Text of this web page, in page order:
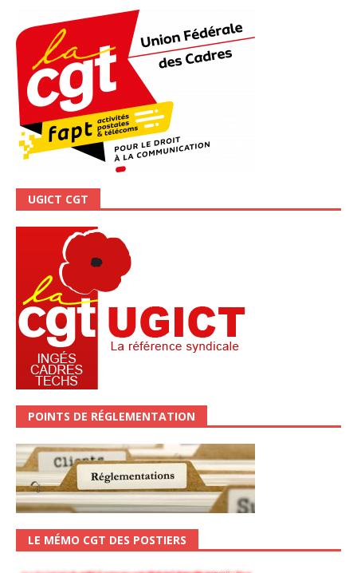
UGICT CGT
POINTS DE RÉGLEMENTATION
LE MÉMO CGT DES POSTIERS